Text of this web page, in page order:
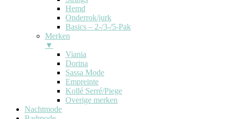
Hemd
Onderrok/jurk
Basics – 2-/3-/5-Pak
Merken
▼
Viania
Dorina
Sassa Mode
Empreinte
Kollé Serré/Piege
Overige merken
Nachtmode